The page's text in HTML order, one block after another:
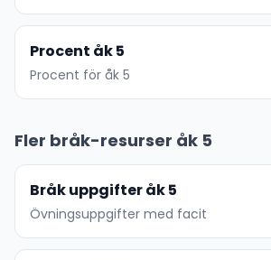
Procent åk 5
Procent för åk 5
Fler bråk-resurser åk 5
Bråk uppgifter åk 5
Övningsuppgifter med facit